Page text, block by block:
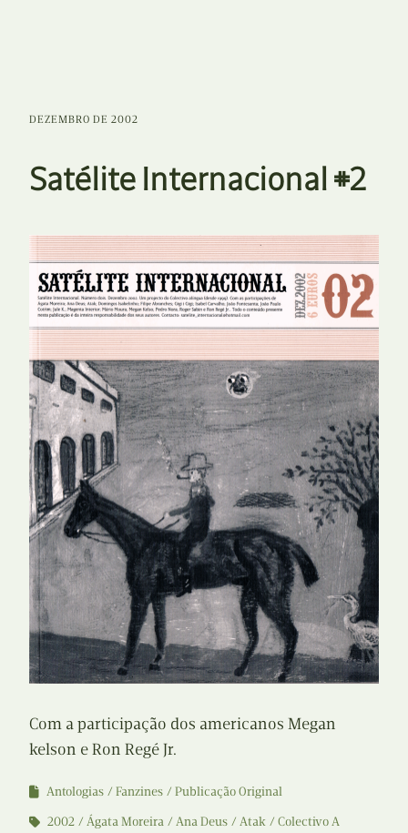
DEZEMBRO DE 2002
Satélite Internacional #2
Com a participação dos americanos Megan
kelson e Ron Regé Jr.
Antologias Fanzines
Publicação Original
2002
Ágata Moreira Ana Deus Atak
Colectivo A